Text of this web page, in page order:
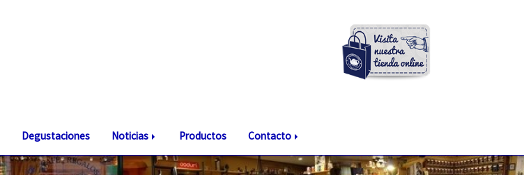
Degustaciones Noticias Productos Contacto